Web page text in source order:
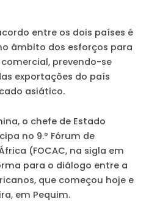
entre os dois países é
âmbito dos esforços para
prevendo-se
exportações do país
asiático.
o chefe de Estado
no 9.º Fórum de
(FOCAC, na sigla em
para o diálogo entre a
que começou hoje e
em Pequim.